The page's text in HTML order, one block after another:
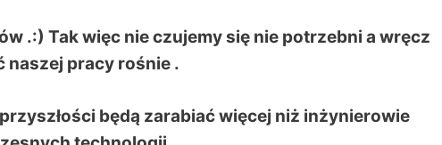
.:) Tak więc nie czujemy się nie potrzebni a wręcz
naszej pracy rośnie .
będą zarabiać więcej niż inżynierowie